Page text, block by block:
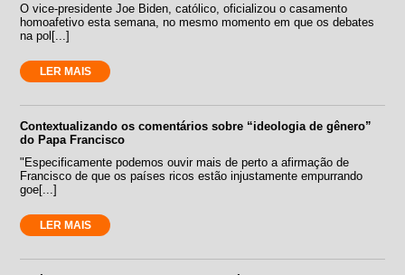
O vice-presidente Joe Biden, católico, oficializou o casamento
homoafetivo esta semana, no mesmo momento em que os debates
na pol[...]
LER MAIS
Contextualizando os comentários sobre “ideologia de gênero”
do Papa Francisco
"Especificamente podemos ouvir mais de perto a afirmação de
Francisco de que os países ricos estão injustamente empurrando
goe[...]
LER MAIS